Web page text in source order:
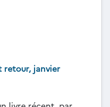
retour, janvier